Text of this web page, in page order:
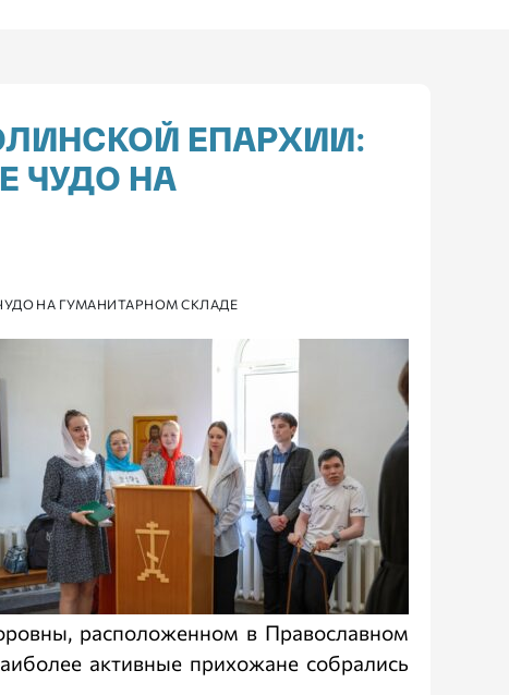
ЕПАРХИИ:
ЧУДО НА
НА ГУМАНИТАРНОМ СКЛАДЕ
расположенном в Православном
активные прихожане собрались